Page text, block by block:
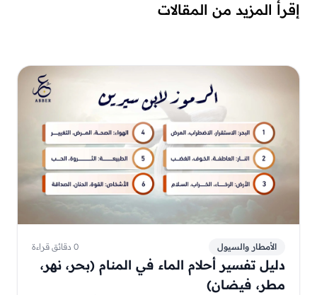
إقرأ المزيد من المقالات
الأمطار والسيول 0 دقائق قراءة
دليل تفسير أحلام الماء في المنام (بحر، نهر،
مطر، فيضان)